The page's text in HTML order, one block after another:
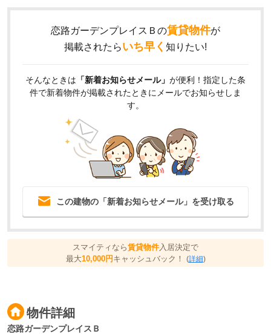
恋路ガーデンプレイスＢの賃貸物件が
掲載されたらいち早く 知りたい!
そんなときは 「新着お知らせメール」 が便利！指定した条
件で新着物件が掲載されたときにメールでお知らせしま
す。
この建物の「新着お知らせメール」を受け取る
スマイティなら賃貸物件 入居決定で
最大10,000円キャッシュバック！ (詳細)
物件詳細
恋路ガーデンプレイスＢ